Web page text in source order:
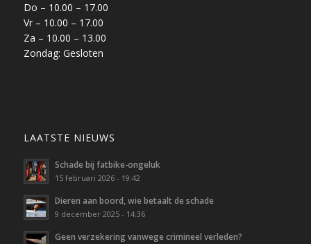
Do – 10.00 – 17.00
Vr – 10.00 – 17.00
Za – 10.00 – 13.00
Zondag: Gesloten
LAATSTE NIEUWS
Schade bij fatbike-ongeluk
15 februari 2026 - 19:42
Dieren aan boord, wie betaalt de schade
9 december 2025 - 14:36
Geen verzekering vanwege crimineel verleden?